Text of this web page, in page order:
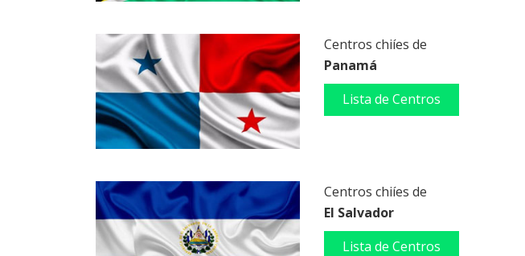
Centros chiíes de
Panamá
Lista de Centros
Centros chiíes de
El Salvador
Lista de Centros